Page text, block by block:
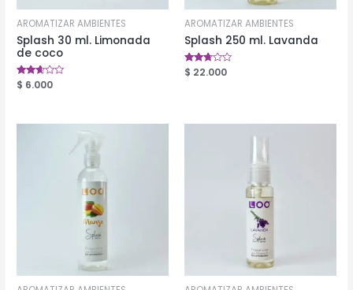
AROMATIZAR AMBIENTES
Splash 30 ml. Limonada
de coco
Valorado
en
$ 6.000
AROMATIZAR AMBIENTES
Splash 250 ml. Lavanda
Valorado
en
$ 22.000